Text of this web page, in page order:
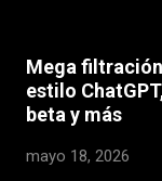
Mega filtración
estilo
beta y más
mayo 18, 2026